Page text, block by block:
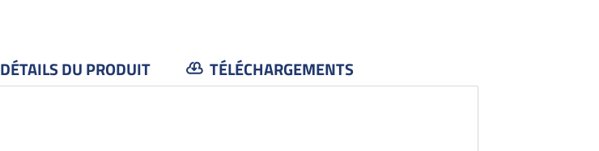
DÉTAILS DU PRODUIT TÉLÉCHARGEMENTS